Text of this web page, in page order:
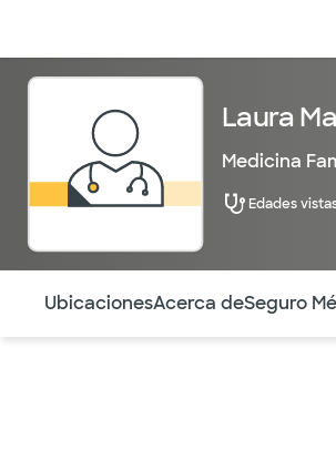
Laura
Medicina
Edades
UbicacionesAcerca deSeguro